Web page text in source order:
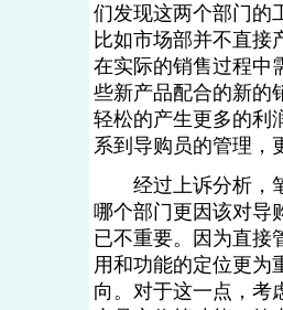
们发现这两个部门的
比如市场部并不直接
在实际的销售过程中
些新产品配合的新
轻松的产生更多的利
系到导购员的管理，
经过上诉分析，笔
哪个部门更因该对导
已不重要。因为直接
用和功能的定位更为
向。对于这一点，考